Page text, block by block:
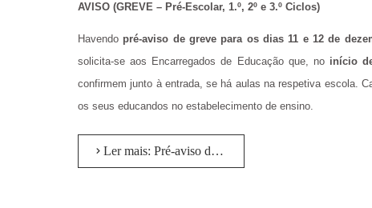
AVISO (GREVE – Pré-Escolar, 1.º, 2º e 3.º Ciclos)
Havendo pré-aviso de greve para os dias 11 e 12 de
solicita-se aos Encarregados de Educação que, no início
confirmem junto à entrada, se há aulas na respetiva escola.
os seus educandos no estabelecimento de ensino.
Ler mais: Pré-aviso de greve para os dias 11 e 12 de dezembro